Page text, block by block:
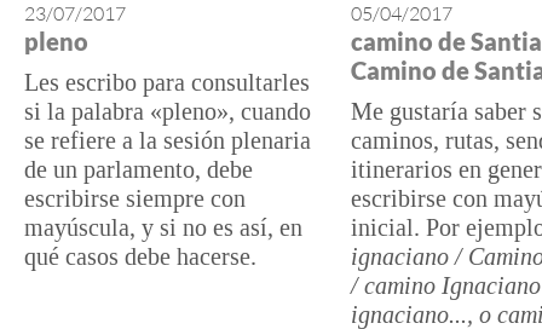
23/07/2017
pleno
Les escribo para consultarles
si la palabra «pleno», cuando
se refiere a la sesión plenaria
de un parlamento, debe
escribirse siempre con
mayúscula, y si no es así, en
qué casos debe hacerse.
05/04/2017
camino de
Camino de
Me gustaría saber
caminos, rutas,
itinerarios en
escribirse con
inicial. Por
ignaciano /
/ camino
ignaciano..., o